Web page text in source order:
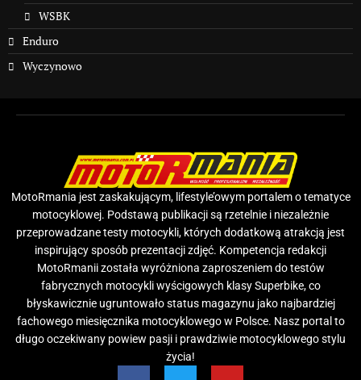
WSBK
Enduro
Wyczynowo
MotoRmania jest zaskakującym, lifestyle’owym portalem o tematyce
motocyklowej. Podstawą publikacji są rzetelnie i niezależnie
przeprowadzane testy motocykli, których dodatkową atrakcją jest
inspirujący sposób prezentacji zdjęć. Kompetencja redakcji
MotoRmanii została wyróżniona zaproszeniem do testów
fabrycznych motocykli wyścigowych klasy Superbike, co
błyskawicznie ugruntowało status magazynu jako najbardziej
fachowego miesięcznika motocyklowego w Polsce. Nasz portal to
długo oczekiwany powiew pasji i prawdziwie motocyklowego stylu
życia!